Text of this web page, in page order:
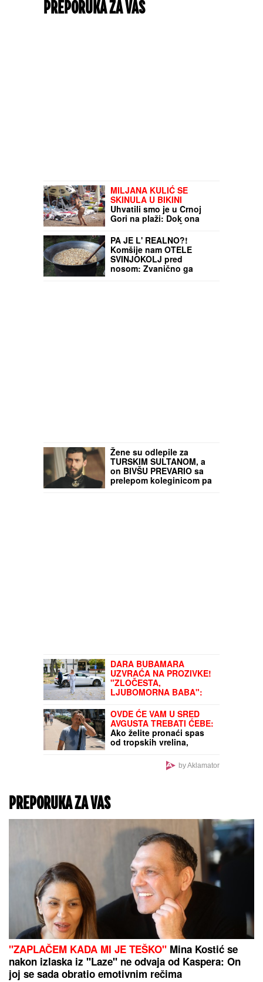
PREPORUKA ZA VAS
MILJANA KULIĆ SE
SKINULA U BIKINI
Uhvatili smo je u Crnoj
Gori na plaži: Dok ona
spava Siniša uči Željka
da pliva, a Marija i Tića se
sunčaju (Video)
PA JE L' REALNO?!
Komšije nam OTELE
SVINJOKOLJ pred
nosom: Zvanično ga
Žene su odlepile za
TURSKIM SULTANOM, a
on BIVŠU PREVARIO sa
prelepom koleginicom pa
DARA BUBAMARA
UZVRAĆA NA PROZIVKE!
"ZLOČESTA,
LJUBOMORNA BABA":
prokomentarisala Seku
Aleksić
OVDE ĆE VAM U SRED
AVGUSTA TREBATI ĆEBE:
Ako želite pronaći spas
od tropskih vrelina,
by Aklamator
PREPORUKA ZA VAS
"ZAPLAČEM KADA MI JE TEŠKO" Mina Kostić se
nakon izlaska iz "Laze" ne odvaja od Kaspera: On
joj se sada obratio emotivnim rečima